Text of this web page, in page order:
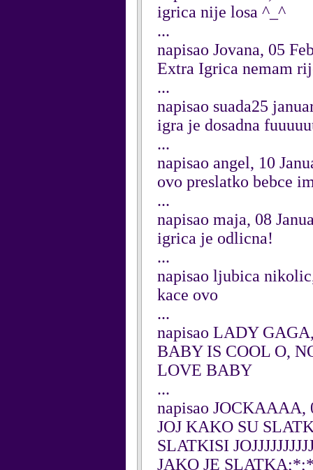
igrica nije losa ^_^
...
napisao Jovana, 05
Extra Igrica nemam
...
napisao suada25
igra je dosadna
...
napisao angel, 10
ovo preslatko bebce
...
napisao maja, 08
igrica je odlicna!
...
napisao ljubica
kace ovo
...
napisao LADY
BABY IS COOL O,
LOVE BABY
...
napisao JOCKAAAA,
JOJ KAKO SU
SLATKISI
JAKO JE